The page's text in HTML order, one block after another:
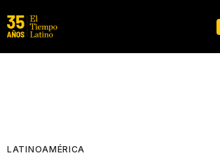
LATINOAMÉRICA